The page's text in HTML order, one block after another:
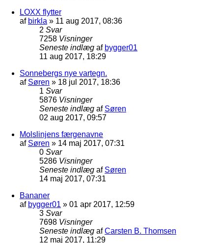
LOXX flytter
af birkla » 11 aug 2017, 08:36
2 Svar
7258 Visninger
Seneste indlæg af bygger01
11 aug 2017, 18:29
Sonnebergs nye vartegn.
af Søren » 18 jul 2017, 18:36
1 Svar
5876 Visninger
Seneste indlæg af Søren
02 aug 2017, 09:57
Molslinjens færgenavne
af Søren » 14 maj 2017, 07:31
0 Svar
5286 Visninger
Seneste indlæg af Søren
14 maj 2017, 07:31
Bananer
af bygger01 » 01 apr 2017, 12:59
3 Svar
7698 Visninger
Seneste indlæg afCarsten B. Thomsen
12 maj 2017, 11:29